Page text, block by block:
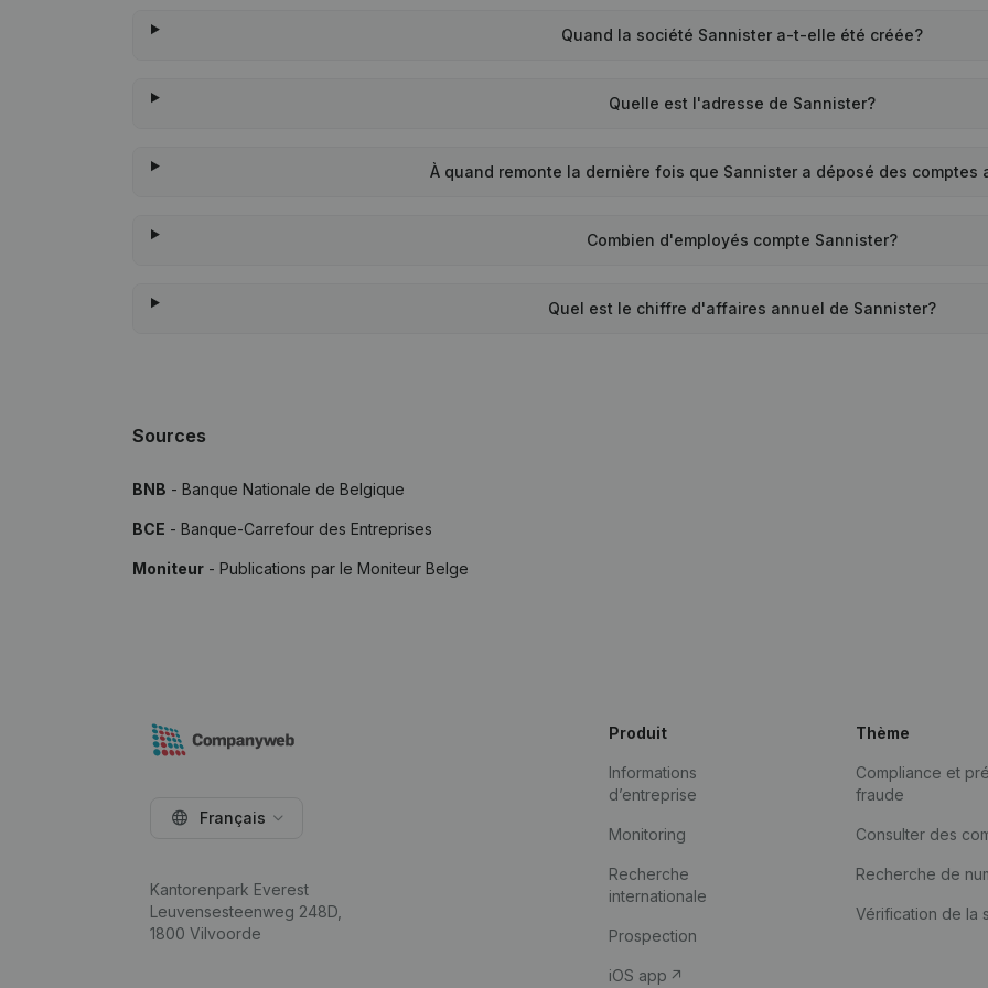
Quand la société Sannister a-t-elle été créée?
Quelle est l'adresse de Sannister?
À quand remonte la dernière fois que Sannister a déposé des comptes
Combien d'employés compte Sannister?
Quel est le chiffre d'affaires annuel de Sannister?
Sources
BNB - Banque Nationale de Belgique
BCE - Banque-Carrefour des Entreprises
Moniteur - Publications par le Moniteur Belge
Français
Kantorenpark Everest
Leuvensesteenweg 248D,
1800 Vilvoorde
Produit
Informations
d’entreprise
Monitoring
Recherche
internationale
Prospection
iOS app
Thème
Compliance et
fraude
Consulter des
Recherche de
Vérification de la